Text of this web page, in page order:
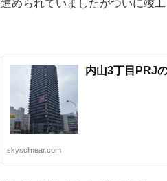
進められていましたがついに竣
内山3丁目PRJ
skysclinear.com